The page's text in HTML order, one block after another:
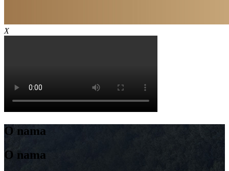
X
O nama
O nama